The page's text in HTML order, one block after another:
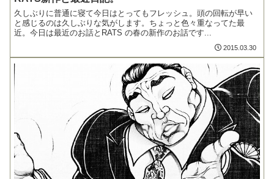
久しぶりに普通に寝て今日はとってもフレッシュ。頭の回転が早い
と感じるのは久しぶりな気がします。ちょっと色々重なってた最
近。今日は最近のお話とRATS の春の新作のお話です...
2015.03.30